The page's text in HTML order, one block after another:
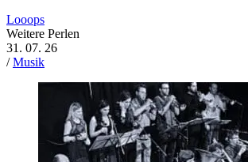
Looops
Weitere Perlen
31. 07. 26
/Musik